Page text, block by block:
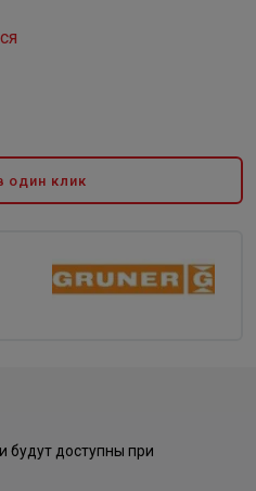
один клик
будут доступны при